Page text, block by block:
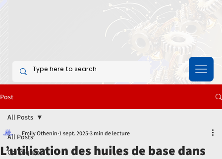
Post
All Posts
Chimiques
All Posts
L’utilisation des huiles de base dans
Emily Othenin 1 sept. 2025 3 min de lecture